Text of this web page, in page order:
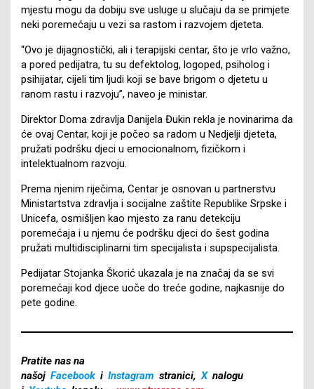
mjestu mogu da dobiju sve usluge u slučaju da se primjete
neki poremećaju u vezi sa rastom i razvojem djeteta.
“Ovo je dijagnostički, ali i terapijski centar, što je vrlo važno,
a pored pedijatra, tu su defektolog, logoped, psiholog i
psihijatar, cijeli tim ljudi koji se bave brigom o djetetu u
ranom rastu i razvoju”, naveo je ministar.
Direktor Doma zdravlja Danijela Đukin rekla je novinarima da
će ovaj Centar, koji je počeo sa radom u Nedjelji djeteta,
pružati podršku djeci u emocionalnom, fizičkom i
intelektualnom razvoju.
Prema njenim riječima, Centar je osnovan u partnerstvu
Ministartstva zdravlja i socijalne zaštite Republike Srpske i
Unicefa, osmišljen kao mjesto za ranu detekciju
poremećaja i u njemu će podršku djeci do šest godina
pružati multidisciplinarni tim specijalista i supspecijalista.
Pedijatar Stojanka Škorić ukazala je na značaj da se svi
poremećaji kod djece uoče do treće godine, najkasnije do
pete godine.
Pratite nas na
našoj Facebook i Instagram stranici, X nalogu